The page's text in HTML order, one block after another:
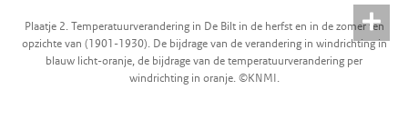
Plaatje 2. Temperatuurverandering in De Bilt in de herfst en in de zomer ten
opzichte van (1901-1930). De bijdrage van de verandering in windrichting in
blauw licht-oranje, de bijdrage van de temperatuurverandering per
windrichting in oranje. ©KNMI.